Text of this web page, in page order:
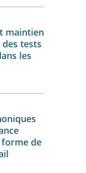
maintien
tests
les
de